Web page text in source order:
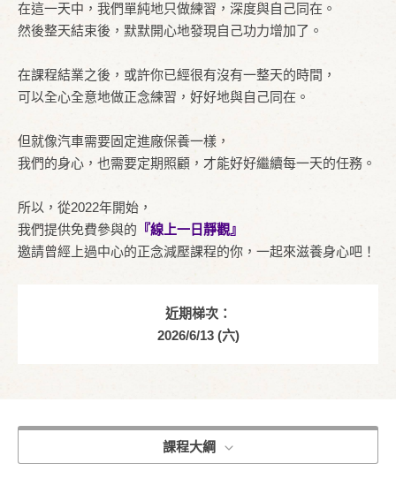
在這一天中，我們單純地只做練習，深度與自己同在。
然後整天結束後，默默開心地發現自己功力增加了。
在課程結業之後，或許你已經很有沒有一整天的時間，
可以全心全意地做正念練習，好好地與自己同在。
但就像汽車需要固定進廠保養一樣，
我們的身心，也需要定期照顧，才能好好繼續每一天的任務。
所以，從2022年開始，
我們提供免費參與的 『線上一日靜觀』
邀請曾經上過中心的正念減壓課程的你，一起來滋養身心吧！
近期梯次：
2026/6/13 (六)
課程大綱